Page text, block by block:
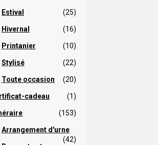
Estival (25)
Hivernal (16)
Printanier (10)
Stylisé (22)
Toute occasion (20)
cadeau (1)
(153)
Arrangement d'urne
(42)